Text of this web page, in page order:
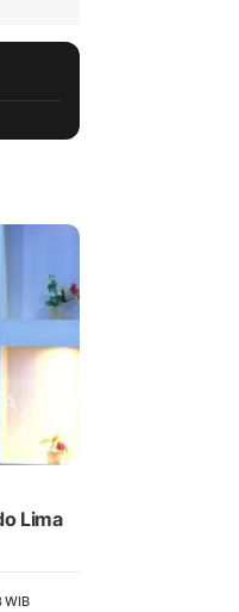
Lima
WIB